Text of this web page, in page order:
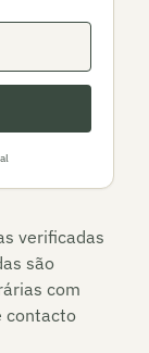
verificadas
são
com
contacto